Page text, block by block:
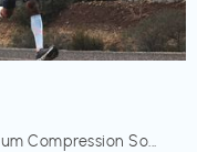
Compression So...